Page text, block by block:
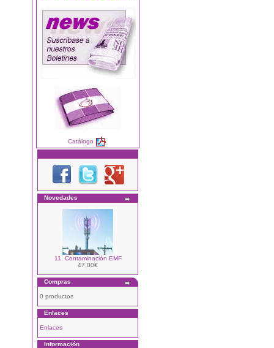
Catálogo
Novedades
11. Contaminación EMF
47.00€
Compras
0 productos
Enlaces
Enlaces
Información